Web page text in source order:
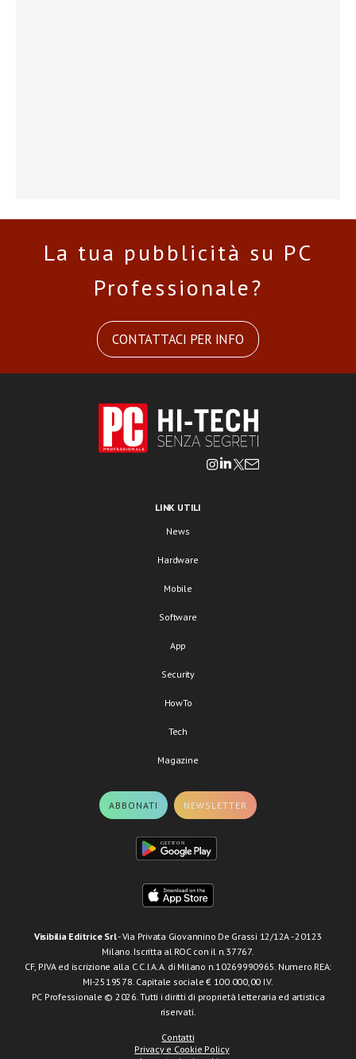
La tua pubblicità su PC
Professionale?
CONTATTACI PER INFO
LINK UTILI
News
Hardware
Mobile
Software
App
Security
HowTo
Tech
Magazine
ABBONATI NEWSLETTER
Visibilia Editrice Srl- Via Privata Giovannino De Grassi 12/12A - 20123
Milano. Iscritta al ROC con il n.37767.
CF, P.IVA ed iscrizione alla C.C.I.A.A. di Milano n.10269990965. Numero REA:
MI-2519578. Capitale sociale € 100.000,00 I.V.
PC Professionale © 2026. Tutti i diritti di proprietà letteraria ed artistica
riservati.
Contatti
Privacy e Cookie Policy